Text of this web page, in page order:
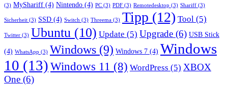
(3) MyShariff (4) Nintendo (4) PC (3) PDF (3) Remotedesktop (3) Shariff (3)
Sicherheit (3) SSD (4) Switch (3) Threema (3) Tipp (12) Tool (5)
Twitter (3) Ubuntu (10) Update (5) Upgrade (6) USB Stick
(4) WhatsApp (3) Windows (9) Windows 7 (4) Windows
10 (13) Windows 11 (8) WordPress (5) XBOX
One (6)